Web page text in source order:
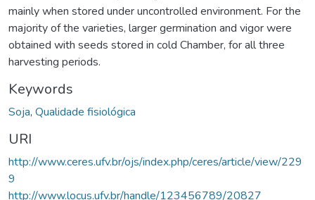
mainly when stored under uncontrolled environment. For the
majority of the varieties, larger germination and vigor were
obtained with seeds stored in cold Chamber, for all three
harvesting periods.
Keywords
Soja, Qualidade fisiológica
URI
http://www.ceres.ufv.br/ojs/index.php/ceres/article/view/229
9
http://www.locus.ufv.br/handle/123456789/20827